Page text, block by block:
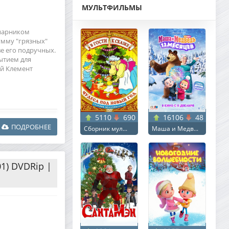
"грязных"
его подручных.
для
Клемент
ПОДРОБНЕЕ
DVDRip |
МУЛЬТФИЛЬМЫ
5110 690
Сборник мул...
16106 48
Маша и Медв...